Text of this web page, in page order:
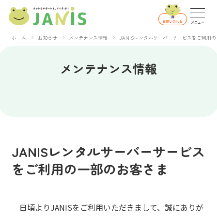
ホーム お知らせ メンテナンス情報 JANISレンタルサーバーサービスをご利用
メンテナンス情報
JANISレンタルサーバーサービス
をご利用の一部のお客さま
日頃よりJANISをご利用いただきまして、誠にありが